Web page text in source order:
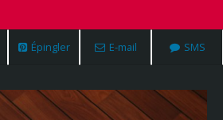
Épingler E-mail SMS